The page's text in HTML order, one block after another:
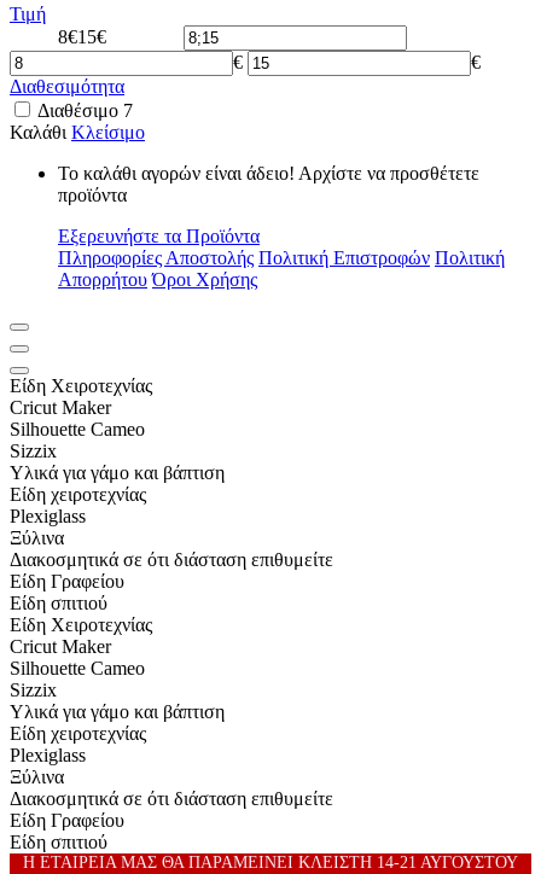
Τιμή
8€15€
€
€
Διαθεσιμότητα
Διαθέσιμο 7
Καλάθι Κλείσιμο
Το καλάθι αγορών είναι άδειο! Αρχίστε να προσθέτετε
προϊόντα
Εξερευνήστε τα Προϊόντα
Πληροφορίες Αποστολής Πολιτική Επιστροφών Πολιτική
Απορρήτου Όροι Χρήσης
Είδη Xειροτεχνίας
Cricut Maker
Silhouette Cameo
Sizzix
Υλικά για γάμο και βάπτιση
Είδη χειροτεχνίας
Plexiglass
Ξύλινα
Διακοσμητικά σε ότι διάσταση επιθυμείτε
Είδη Γραφείου
Είδη σπιτιού
Είδη Xειροτεχνίας
Cricut Maker
Silhouette Cameo
Sizzix
Υλικά για γάμο και βάπτιση
Είδη χειροτεχνίας
Plexiglass
Ξύλινα
Διακοσμητικά σε ότι διάσταση επιθυμείτε
Είδη Γραφείου
Είδη σπιτιού
Η ΕΤΑΙΡΕΙΑ ΜΑΣ ΘΑ ΠΑΡΑΜΕΙΝΕΙ ΚΛΕΙΣΤΗ 14-21 ΑΥΓΟΥΣΤΟΥ